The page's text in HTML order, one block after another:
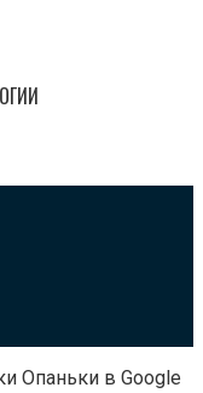
Опаньки в Google